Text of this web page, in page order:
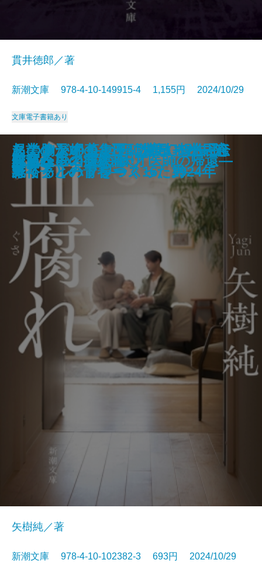
花と火の帝〔上〕
花と火の帝〔下〕
こいごころ
飢餓俳優 菅原文太伝
告発者〔上〕
告発者〔下〕
おちゃめなパティ
若草物語
名探偵の顔が良い―天草茅夢のジ
ャンクな事件簿―
邯鄲の島遥かなり〔中〕
貫井徳郎／著
新潮文庫 978-4-10-149915-4 1,155円 2024/10/29
文庫電子書籍あり
血腐れ
矢樹純／著
新潮文庫 978-4-10-102382-3 693円 2024/10/29
あしたの名医2―天才医師の帰還―
敗北からの芸人論
起業の天才！―江副浩正 8兆円企
業リクルートをつくった男―
チェレンコフの眠り
あの胸が岬のように遠かった―河
野裕子との青春―
花散る里の病棟
灯台へ
このサンドイッチ、マヨネーズ忘
れてる ハプワース16、1924年
タナトスの蒐集匣 -耽美幻想作品
集-